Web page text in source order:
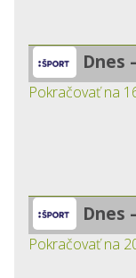
Dnes
Pokračovať na
Dnes
Pokračovať na